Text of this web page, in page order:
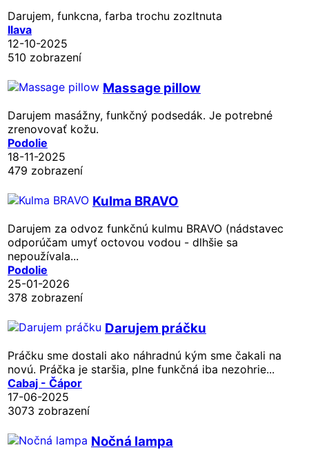
Darujem, funkcna, farba trochu zozltnuta
Ilava
12-10-2025
510 zobrazení
Massage pillow
Darujem masážny, funkčný podsedák. Je potrebné
zrenovovať kožu.
Podolie
18-11-2025
479 zobrazení
Kulma BRAVO
Darujem za odvoz funkčnú kulmu BRAVO (nádstavec
odporúčam umyť octovou vodou - dlhšie sa
nepoužívala...
Podolie
25-01-2026
378 zobrazení
Darujem práčku
Práčku sme dostali ako náhradnú kým sme čakali na
novú. Práčka je staršia, plne funkčná iba nezohrie...
Cabaj - Čápor
17-06-2025
3073 zobrazení
Nočná lampa